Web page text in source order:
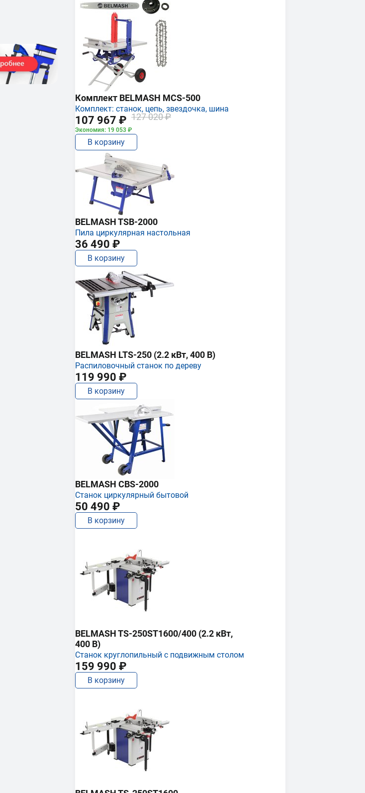
Комплект BELMASH MCS-500
Комплект: станок, цепь, звездочка, шина
107 967 ₽ 127 020 ₽
Экономия: 19 053 ₽
В корзину
BELMASH TSB-2000
Пила циркулярная настольная
36 490 ₽
В корзину
BELMASH LTS-250 (2.2 кВт, 400 В)
Распиловочный станок по дереву
119 990 ₽
В корзину
BELMASH CBS-2000
Станок циркулярный бытовой
50 490 ₽
В корзину
BELMASH TS-250ST1600/400 (2.2 кВт,
400 В)
Станок круглопильный с подвижным столом
159 990 ₽
В корзину